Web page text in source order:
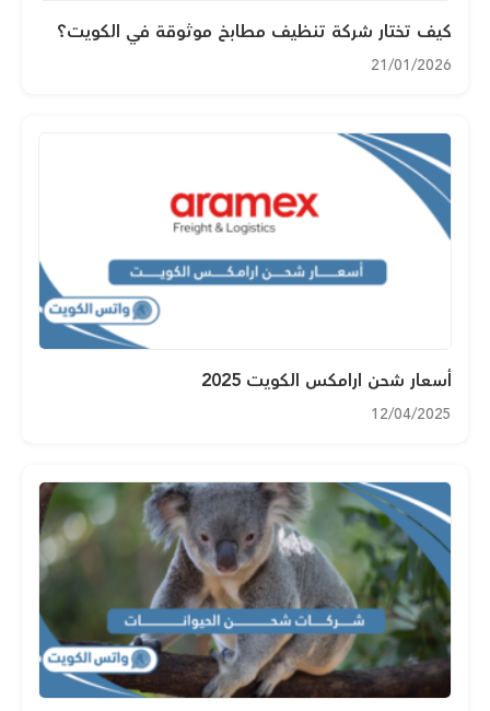
كيف تختار شركة تنظيف مطابخ موثوقة في الكويت؟
21/01/2026
أسعار شحن ارامكس الكويت 2025
12/04/2025